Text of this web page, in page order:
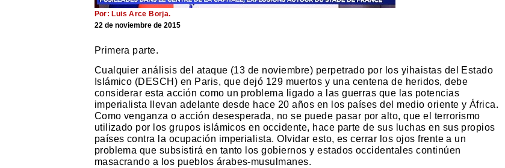
Por: Luis Arce Borja.
22 de noviembre de 2015
Primera parte.
Cualquier análisis del ataque (13 de noviembre) perpetrado por los yihaistas del Estado
Islámico (DESCH) en Paris, que dejó 129 muertos y una centena de heridos, debe
considerar esta acción como un problema ligado a las guerras que las potencias
imperialista llevan adelante desde hace 20 años en los países del medio oriente y África.
Como venganza o acción desesperada, no se puede pasar por alto, que el terrorismo
utilizado por los grupos islámicos en occidente, hace parte de sus luchas en sus propios
países contra la ocupación imperialista. Olvidar esto, es cerrar los ojos frente a un
problema que subsistirá en tanto los gobiernos y estados occidentales continúen
masacrando a los pueblos árabes-musulmanes.